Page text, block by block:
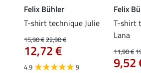
Felix Bühler
T-shirt technique Julie
15,90 €22,90 €
12,72 €
4.9 9
Felix
T-shirt
Lana
11,90 €
9,52